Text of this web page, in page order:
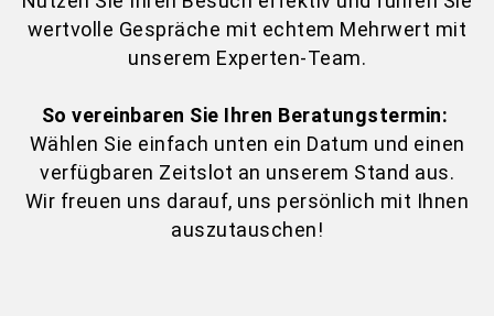
wertvolle Gespräche mit echtem Mehrwert mit
unserem Experten-Team.
So vereinbaren Sie Ihren Beratungstermin:
Wählen Sie einfach unten ein Datum und einen
verfügbaren Zeitslot an unserem Stand aus.
Wir freuen uns darauf, uns persönlich mit Ihnen
auszutauschen!